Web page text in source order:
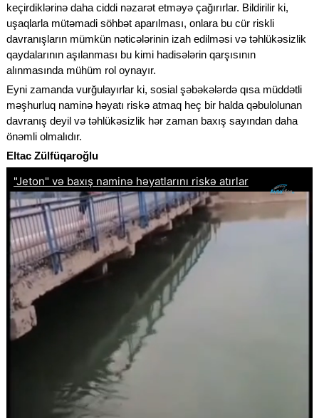
keçirdiklərinə daha ciddi nəzarət etməyə çağırırlar. Bildirilir ki,
uşaqlarla mütəmadi söhbət aparılması, onlara bu cür riskli
davranışların mümkün nəticələrinin izah edilməsi və təhlükəsizlik
qaydalarının aşılanması bu kimi hadisələrin qarşısının
alınmasında mühüm rol oynayır.
Eyni zamanda vurğulayırlar ki, sosial şəbəkələrdə qısa müddətli
məşhurluq naminə həyatı riskə atmaq heç bir halda qəbulolunan
davranış deyil və təhlükəsizlik hər zaman baxış sayından daha
önəmli olmalıdır.
Eltac Zülfüqaroğlu